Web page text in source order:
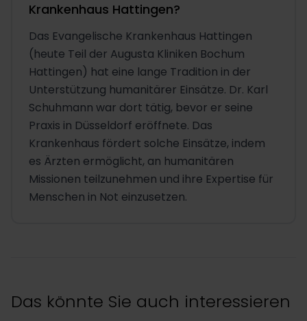
Krankenhaus Hattingen?
Das Evangelische Krankenhaus Hattingen
(heute Teil der Augusta Kliniken Bochum
Hattingen) hat eine lange Tradition in der
Unterstützung humanitärer Einsätze. Dr. Karl
Schuhmann war dort tätig, bevor er seine
Praxis in Düsseldorf eröffnete. Das
Krankenhaus fördert solche Einsätze, indem
es Ärzten ermöglicht, an humanitären
Missionen teilzunehmen und ihre Expertise für
Menschen in Not einzusetzen.
Das könnte Sie auch interessieren